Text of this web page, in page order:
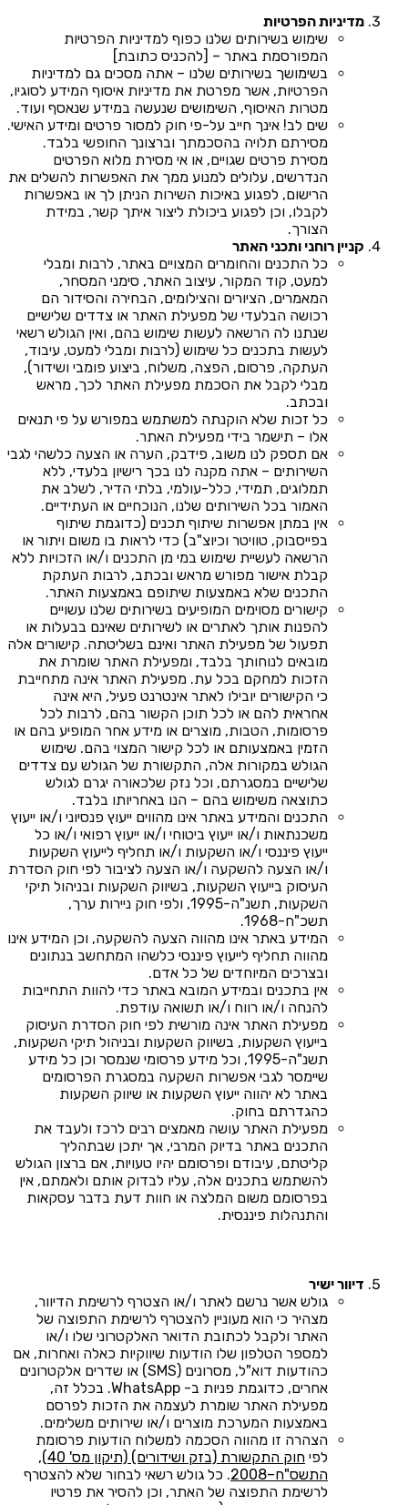
מדיניות הפרטיות
שימוש בשירותים שלנו כפוף למדיניות הפרטיות
המפורסמת באתר – [להכניס כתובת]
בשימושך בשירותים שלנו – אתה מסכים גם למדיניות
הפרטיות, אשר מפרטת את מדיניות איסוף המידע לסוגיו,
מטרות האיסוף, השימושים שנעשה במידע שנאסף ועוד.
שים לב! אינך חייב על-פי חוק למסור פרטים ומידע האישי.
מסירתם תלויה בהסכמתך וברצונך החופשי בלבד.
מסירת פרטים שגויים, או אי מסירת מלוא הפרטים
הנדרשים, עלולים למנוע ממך את האפשרות להשלים את
הרישום, לפגוע באיכות השירות הניתן לך או באפשרות
לקבלו, וכן לפגוע ביכולת ליצור איתך קשר, במידת
הצורך.
קניין רוחני ותכני האתר
כל התכנים והחומרים המצויים באתר, לרבות ומבלי
למעט, קוד המקור, עיצוב האתר, סימני המסחר,
המאמרים, הציורים והצילומים, הבחירה והסידור הם
רכושה הבלעדי של מפעילת האתר או צדדים שלישיים
שנתנו לה הרשאה לעשות שימוש בהם, ואין הגולש רשאי
לעשות בתכנים כל שימוש (לרבות ומבלי למעט, עיבוד,
העתקה, פרסום, הפצה, משלוח, ביצוע פומבי ושידור),
מבלי לקבל את הסכמת מפעילת האתר לכך, מראש
ובכתב.
כל זכות שלא הוקנתה למשתמש במפורש על פי תנאים
אלו – תישמר בידי מפעילת האתר.
אם תספק לנו משוב, פידבק, הערה או הצעה כלשהי לגבי
השירותים – אתה מקנה לנו בכך רישיון בלעדי, ללא
תמלוגים, תמידי, כלל-עולמי, בלתי הדיר, לשלב את
האמור בכל השירותים שלנו, הנוכחיים או העתידיים.
אין במתן אפשרות שיתוף תכנים (כדוגמת שיתוף
בפייסבוק, טוויטר וכיוצ"ב) כדי לראות בו משום ויתור או
הרשאה לעשיית שימוש במי מן התכנים ו/או הזכויות ללא
קבלת אישור מפורש מראש ובכתב, לרבות העתקת
התכנים שלא באמצעות שיתופם באמצעות האתר.
קישורים מסוימים המופיעים בשירותים שלנו עשויים
להפנות אותך לאתרים או לשירותים שאינם בבעלות או
תפעול של מפעילת האתר ואינם בשליטתה. קישורים אלה
מובאים לנוחותך בלבד, ומפעילת האתר שומרת את
הזכות למחקם בכל עת. מפעילת האתר אינה מתחייבת
כי הקישורים יובילו לאתר אינטרנט פעיל, היא אינה
אחראית להם או לכל תוכן הקשור בהם, לרבות לכל
פרסומות, הטבות, מוצרים או מידע אחר המופיע בהם או
הזמין באמצעותם או לכל קישור המצוי בהם. שימוש
הגולש במקורות אלה, התקשורת של הגולש עם צדדים
שלישיים במסגרתם, וכל נזק שלכאורה יגרם לגולש
כתוצאה משימוש בהם – הנו באחריותו בלבד.
התכנים והמידע באתר אינו מהווים ייעוץ פנסיוני ו/או ייעוץ
משכנתאות ו/או ייעוץ ביטוחי ו/או ייעוץ רפואי ו/או כל
ייעוץ פיננסי ו/או השקעות ו/או תחליף לייעוץ השקעות
ו/או הצעה להשקעה ו/או הצעה לציבור לפי חוק הסדרת
העיסוק בייעוץ השקעות, בשיווק השקעות ובניהול תיקי
השקעות, תשנ"ה-1995, ולפי חוק ניירות ערך,
תשכ"ח-1968.
המידע באתר אינו מהווה הצעה להשקעה, וכן המידע אינו
מהווה תחליף לייעוץ פיננסי כלשהו המתחשב בנתונים
ובצרכים המיוחדים של כל אדם.
אין בתכנים ובמידע המובא באתר כדי להוות התחייבות
להנחה ו/או רווח ו/או תשואה עודפת.
מפעילת האתר אינה מורשית לפי חוק הסדרת העיסוק
בייעוץ השקעות, בשיווק השקעות ובניהול תיקי השקעות,
תשנ"ה-1995, וכל מידע פרסומי שנמסר וכן כל מידע
שיימסר לגבי אפשרות השקעה במסגרת הפרסומים
באתר לא יהווה ייעוץ השקעות או שיווק השקעות
כהגדרתם בחוק.
מפעילת האתר עושה מאמצים רבים לרכז ולעבד את
התכנים באתר בדיוק המרבי, אך יתכן שבתהליך
קליטתם, עיבודם ופרסומם יהיו טעויות, אם ברצון הגולש
להשתמש בתכנים אלה, עליו לבדוק אותם ולאמתם, אין
בפרסומם משום המלצה או חוות דעת בדבר עסקאות
והתנהלות פיננסית.
דיוור ישיר
גולש אשר נרשם לאתר ו/או הצטרף לרשימת הדיוור,
מצהיר כי הוא מעוניין להצטרף לרשימת התפוצה של
האתר ולקבל לכתובת הדואר האלקטרוני שלו ו/או
למספר הטלפון שלו הודעות שיווקיות כאלה ואחרות, אם
כהודעות דוא"ל, מסרונים (SMS) או שדרים אלקטרונים
אחרים, כדוגמת פניות ב- WhatsApp. בכלל זה,
מפעילת האתר שומרת לעצמה את הזכות לפרסם
באמצעות המערכת מוצרים ו/או שירותים משלימים.
הצהרה זו מהווה הסכמה למשלוח הודעות פרסומת
לפי
חוק התקשורת (בזק ושידורים) (תיקון מס' 40),
התשס"ח–2008
. כל גולש רשאי לבחור שלא להצטרף
לרשימת התפוצה של האתר, וכן להסיר את פרטיו